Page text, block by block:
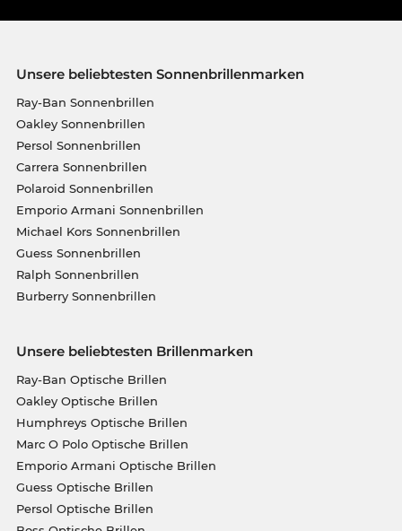
Unsere beliebtesten Sonnenbrillenmarken
Ray-Ban Sonnenbrillen
Oakley Sonnenbrillen
Persol Sonnenbrillen
Carrera Sonnenbrillen
Polaroid Sonnenbrillen
Emporio Armani Sonnenbrillen
Michael Kors Sonnenbrillen
Guess Sonnenbrillen
Ralph Sonnenbrillen
Burberry Sonnenbrillen
Unsere beliebtesten Brillenmarken
Ray-Ban Optische Brillen
Oakley Optische Brillen
Humphreys Optische Brillen
Marc O Polo Optische Brillen
Emporio Armani Optische Brillen
Guess Optische Brillen
Persol Optische Brillen